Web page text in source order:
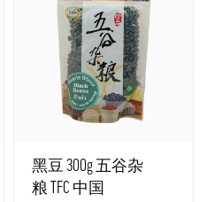
黑豆 300g 五谷杂
粮 TFC 中国